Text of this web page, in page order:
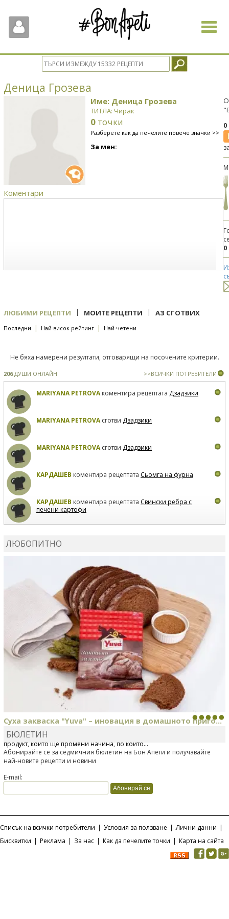
Toggle
Деница Грозева
Име: Деница Грозева
ТИТЛА: Чирак
0 точки
Разберете как да печелите повече значки >>
За мен:
Коментари
0
ЛЮБИМИ РЕЦЕПТИ | МОИТЕ РЕЦЕПТИ | АЗ СГОТВИХ
Последни | Най-висок рейтинг | Най-четени
Не бяха намерени резултати, отговарящи на посочените критерии.
206ДУШИ ОНЛАЙН >>ВСИЧКИ ПОТРЕБИТЕЛИ
MARIYANA PETROVAкоментира рецептата Дзадзики
MARIYANA PETROVAсготви Дзадзики
MARIYANA PETROVAсготви Дзадзики
КАРДАШЕВ коментира рецептата Сьомга на фурна
КАРДАШЕВ коментира рецептата Свински ребра с
печени картофи
ЛЮБОПИТНО
Суха закваска "Yuva" – иновация в домашното приго...
Отскоро Лесафр България стартира предлагането на изцяло нов
продукт, който ще промени начина, по който...
БЮЛЕТИН
Абонирайте се за седмичния бюлетин на Бон Апети и получавайте
най-новите рецепти и новини
E-mail:
Списък на всички потребители | Условия за ползване | Лични данни |
Бисквитки | Реклама | За нас | Как да печелите точки | Карта на сайта